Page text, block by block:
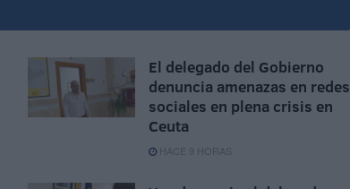
El delegado del Gobierno
denuncia amenazas en redes
sociales en plena crisis en
Ceuta
HACE 9 HORAS